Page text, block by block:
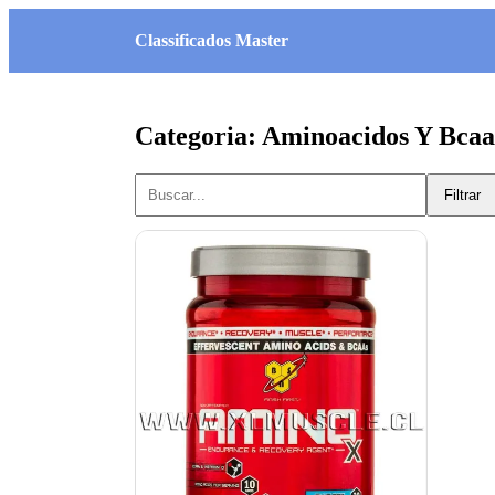
Classificados Master
Categoria: Aminoacidos Y
Filtrar